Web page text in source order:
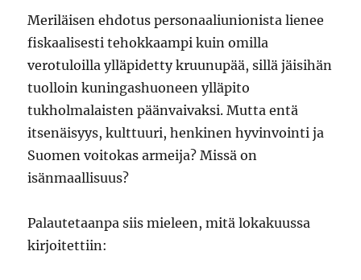
Meriläisen ehdotus personaaliunionista lienee
fiskaalisesti tehokkaampi kuin omilla
verotuloilla ylläpidetty kruunupää, sillä jäisihän
tuolloin kuningashuoneen ylläpito
tukholmalaisten päänvaivaksi. Mutta entä
itsenäisyys, kulttuuri, henkinen hyvinvointi ja
Suomen voitokas armeija? Missä on
isänmaallisuus?
Palautetaanpa siis mieleen, mitä lokakuussa
kirjoitettiin: